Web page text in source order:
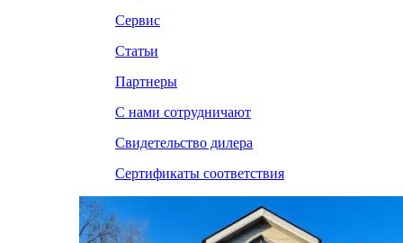
Сервис
Статьи
Партнеры
С нами сотрудничают
Свидетельство дилера
Сертификаты соответствия